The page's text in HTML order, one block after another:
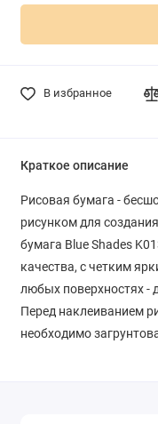
В избранное
Краткое описание
Рисовая бумага -
рисунком для
бумага Blue Shades
качества, с четким
любых поверхностях -
Перед наклеиванием
необходимо